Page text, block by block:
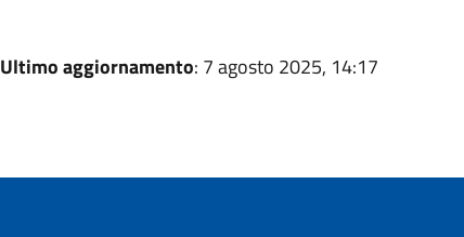
Ultimo aggiornamento: 7 agosto 2025, 14:17